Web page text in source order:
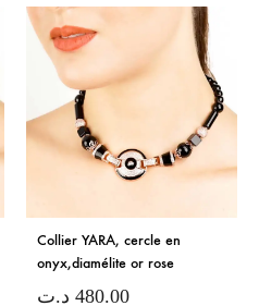
SOUHAITS
Collier YARA, cercle en
onyx,diamélite or rose
480.00 د.ت